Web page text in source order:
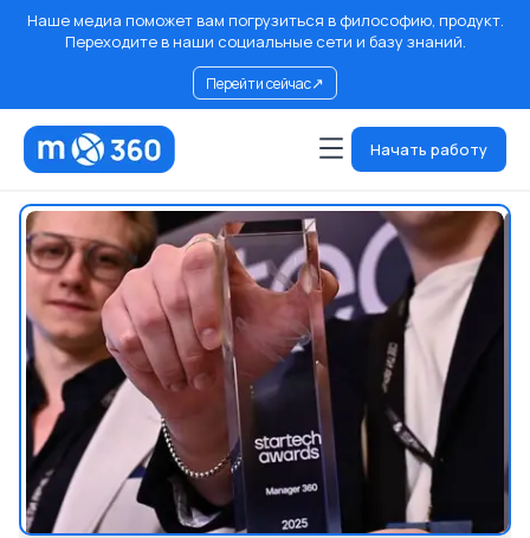
Наше медиа поможет вам погрузиться в философию, продукт.
Переходите в наши социальные сети и базу знаний.
Перейти сейчас↗
Начать работу